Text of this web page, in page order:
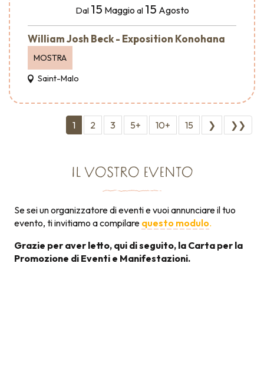
Dal 15 Maggio al 15 Agosto
William Josh Beck - Exposition Konohana
MOSTRA
Saint-Malo
1 2 3 5+ 10+ 15 ❯ ❯❯
IL VOSTRO EVENTO
Se sei un organizzatore di eventi e vuoi annunciare il tuo
evento, ti invitiamo a compilare questo modulo.
Grazie per aver letto, qui di seguito, la Carta per la
Promozione di Eventi e Manifestazioni.